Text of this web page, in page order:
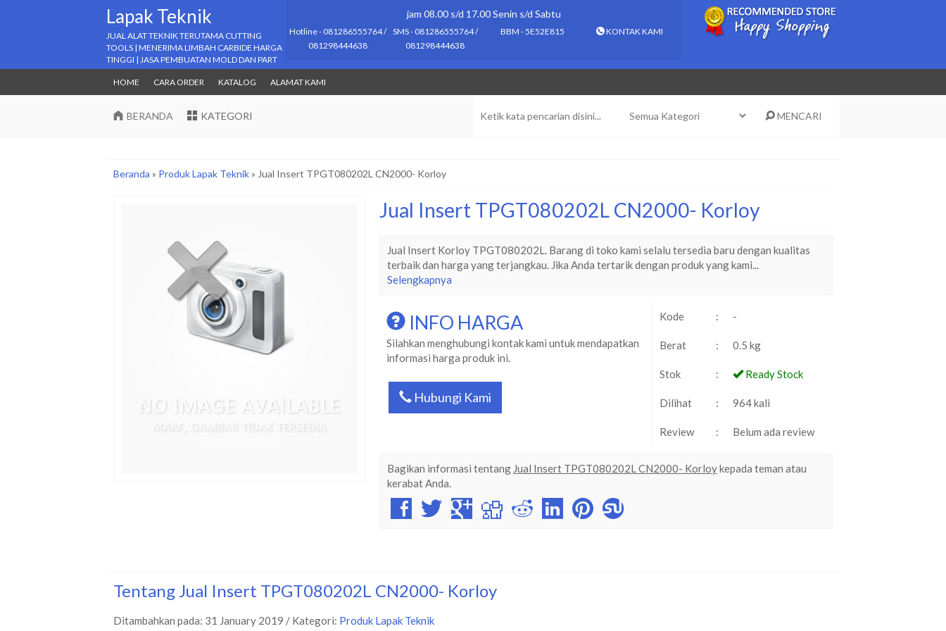
Lapak Teknik
JUAL ALAT TEKNIK TERUTAMA CUTTING
TOOLS | MENERIMA LIMBAH CARBIDE HARGA
TINGGI | JASA PEMBUATAN MOLD DAN PART
jam 08.00 s/d 17.00 Senin s/d Sabtu
Hotline - 081286555764 /
081298444638
SMS - 081286555764 /
081298444638
BBM - 5E52E815 KONTAK KAMI
HOME CARA ORDER KATALOG ALAMAT KAMI
BERANDA KATEGORI MENCARI
Beranda » Produk Lapak Teknik» Jual Insert TPGT080202L CN2000- Korloy
Jual Insert TPGT080202L CN2000- Korloy
Jual Insert Korloy TPGT080202L. Barang di toko kami selalu tersedia baru dengan kualitas
terbaik dan harga yang terjangkau. Jika Anda tertarik dengan produk yang kami...
Selengkapnya
Kode : -
Berat : 0.5 kg
Stok : Ready Stock
Dilihat : 964 kali
Review : Belum ada review
INFO HARGA
Silahkan menghubungi kontak kami untuk mendapatkan
informasi harga produk ini.
Hubungi Kami
Bagikan informasi tentang Jual Insert TPGT080202L CN2000- Korloykepada teman atau
kerabat Anda.
Tentang Jual Insert TPGT080202L CN2000- Korloy
Ditambahkan pada: 31 January 2019 / Kategori: Produk Lapak Teknik